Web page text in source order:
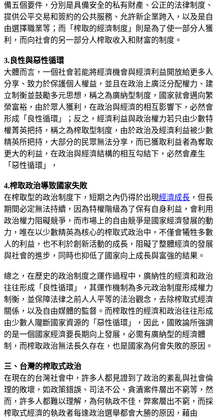
備五個要件，分別是具備安全的私有財產、公正的法律制度、
提供公平交易和簽約的公共服務、允許新企業跨入，以及是自
由選擇職業等；而「榨取的經濟制度」則是為了使一部分人獲
利，而向社會的另一部分人榨取收入和財富的制度。
3.良性與惡性循環
大體而言，一個社會若能將經濟機會與經濟利益開放給更多人
分享、致力於保護個人權益，並且在政治上廣泛分配權力、建
立制衡並鼓勵多元思想，稱之為廣納型制度，國家就會邁向繁
榮富裕，由於眾人獲利，在政治與經濟的相互影響下，必然會
形成「良性循環」；反之，經濟利益與政治權力若只由少數特
權菁英把持，稱之為榨取型制度，由於政治及經濟利益被少數
精英所把持，大部分的民眾無法分享，而已獲取利益者為奪取
更大的利益，在政治與經濟結構的相互勾結下，必然會產生
「惡性循環」，
4.榨取政治導致國家失敗
在榨取型的政治制度下，短期之內仍得於出現經濟成長 ，但長
期間必定無法持續，因為特權階級為了保有自身利益，會利用
政治權力阻礙競爭，而市場上的自由競爭是國家經濟發展的動
力，唯在以少數精英為核心的榨取式政治中，不僅會犧牲多數
人的利益，也不利於創新活動的成長，阻礙了整體經濟的發展
與社會的進步，同時也抑低了國家向上成長與富強的結果。
總之，在歷史的政治制度之運作過程中，廣納性的經濟和政治
往往形成「良性循環」，其運作機制為多元政治制度形成權力
制衡，並保障法律之前人人平等的法治觀念，去除榨取式經濟
關係，以及自由媒體的監督。而榨取性的經濟和政治往往形成
由少數人隴斷國家資源的「惡性循環」，因此，國敗論所強調
的是一個國家經濟要長期向上發展，必需有廣納型的經濟體
制，而榨取政治無法長久存在，也是國家為何會失敗的原因。
三、台灣的榨取式政治
在現在的台灣社會中，許多人都見證到了政治的紊亂與社會倫
理的敗壞，如政策錯誤、司法不公、貪瀆案件層出不窮等，然
而，許多人都難以理解，為何執政不佳，弊案層出不窮，而採
榨取式經濟的執政者每逢政治選舉都會大勝的原因，藉由